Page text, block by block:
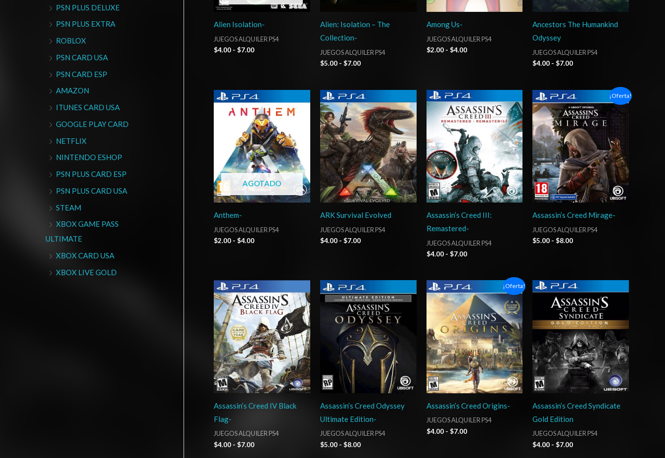
PSN PLUS DELUXE
PSN PLUS EXTRA
ROBLOX
PSN CARD USA
PSN CARD ESP
AMAZON
ITUNES CARD USA
GOOGLE PLAY CARD
NETFLIX
NINTENDO ESHOP
PSN PLUS CARD ESP
PSN PLUS CARD USA
STEAM
XBOX GAME PASS
ULTIMATE
XBOX CARD USA
XBOX LIVE GOLD
Alien Isolation-
JUEGOS ALQUILER PS4
$4.00 - $7.00
Alien: Isolation – The
Collection-
JUEGOS ALQUILER PS4
$5.00 - $7.00
Among Us-
JUEGOS ALQUILER PS4
$2.00 - $4.00
Ancestors The Humankind
Odyssey
JUEGOS ALQUILER PS4
$4.00 - $7.00
AGOTADO
Anthem-
JUEGOS ALQUILER PS4
$2.00 - $4.00
Rango
de
precios:
desde
$2.00
hasta
$4.00
ARK Survival Evolved
JUEGOS ALQUILER PS4
$4.00 - $7.00
Rango
de
precios:
desde
$4.00
hasta
$7.00
Assassin’s Creed III:
Remastered-
JUEGOS ALQUILER PS4
$4.00 - $7.00
Rango
de
precios:
desde
hasta
$7.00
¡Oferta!
Assassin’s Creed Mirage-
JUEGOS ALQUILER PS4
$5.00 - $8.00
Rango
de
precios:
desde
$5.00
hasta
$8.00
Assassin’s Creed IV Black
Flag-
JUEGOS ALQUILER PS4
$4.00 - $7.00
Rango
de
precios:
desde
$4.00
hasta
$7.00
Assassin’s Creed Odyssey
Ultimate Edition-
JUEGOS ALQUILER PS4
$5.00 - $8.00
Rango
de
precios:
desde
$5.00
hasta
$8.00
¡Oferta!
Assassin’s Creed Origins-
JUEGOS ALQUILER PS4
$4.00 - $7.00
Rango
de
precios:
desde
$4.00
hasta
$7.00
Assassin’s Creed Syndicate
Gold Edition
JUEGOS ALQUILER PS4
$4.00 - $7.00
Rango
de
precios:
desde
$4.00
hasta
$7.00